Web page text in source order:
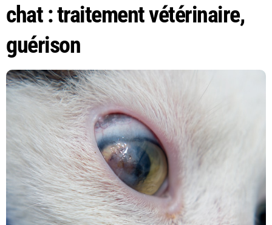
chat : traitement vétérinaire,
guérison